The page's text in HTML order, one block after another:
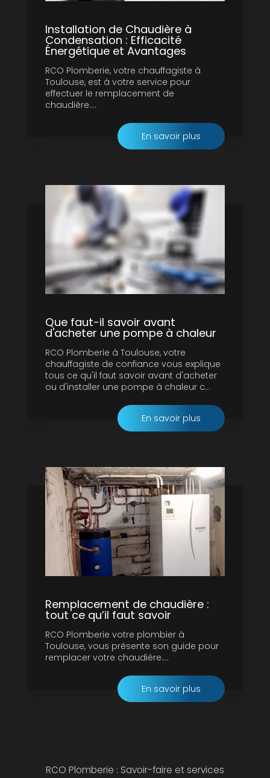
Installation de Chaudière à
Condensation : Efficacité
Énergétique et Avantages
RCO Plomberie, votre chauffagiste à
Toulouse, est à votre service pour
effectuer le remplacement de
chaudière....
En savoir plus
Que faut-il savoir avant
d'acheter une pompe à chaleur
RCO Plomberie à Toulouse, votre
chauffagiste de confiance vous explique
tous ce qu'il faut savoir avant d'acheter
ou d'installer une pompe à chaleur c...
En savoir plus
Remplacement de chaudière :
tout ce qu’il faut savoir
RCO Plomberie votre plombier à
Toulouse, vous présente son guide pour
remplacer votre chaudière....
En savoir plus
RCO Plomberie : Savoir-faire et services